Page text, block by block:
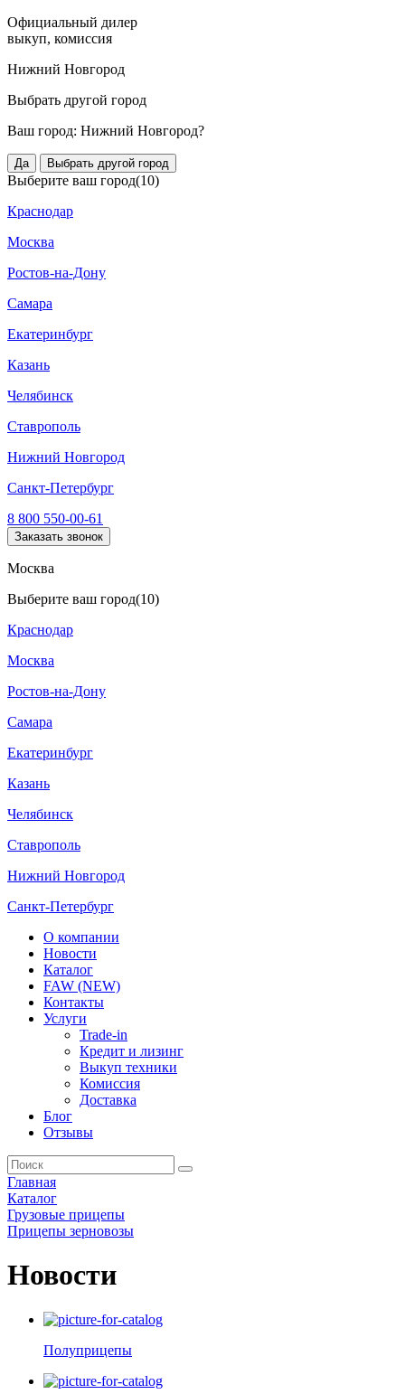
Официальный дилер
выкуп, комиссия
Нижний Новгород
Выбрать другой город
Ваш город: Нижний Новгород?
Да Выбрать другой город
Выберите ваш город(10)
Краснодар
Москва
Ростов-на-Дону
Самара
Екатеринбург
Казань
Челябинск
Ставрополь
Нижний Новгород
Санкт-Петербург
8 800 550-00-61
Заказать звонок
Москва
Выберите ваш город(10)
Краснодар
Москва
Ростов-на-Дону
Самара
Екатеринбург
Казань
Челябинск
Ставрополь
Нижний Новгород
Санкт-Петербург
О компании
Новости
Каталог
FAW (NEW)
Контакты
Услуги
Trade-in
Кредит и лизинг
Выкуп техники
Комиссия
Доставка
Блог
Отзывы
Главная
Каталог
Грузовые прицепы
Прицепы зерновозы
Новости
Полуприцепы